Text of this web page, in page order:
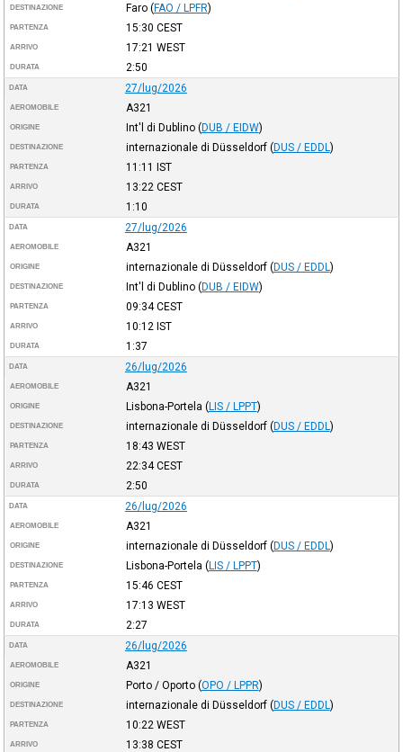
DESTINAZIONE Faro (FAO / LPFR)
PARTENZA 15:30 CEST
ARRIVO 17:21 WEST
DURATA 2:50
DATA 27/lug/2026
AEROMOBILE A321
ORIGINE Int'l di Dublino (DUB / EIDW)
DESTINAZIONE internazionale di Düsseldorf (DUS / EDDL )
PARTENZA 11:11 IST
ARRIVO 13:22 CEST
DURATA 1:10
DATA 27/lug/2026
AEROMOBILE A321
ORIGINE internazionale di Düsseldorf (DUS / EDDL )
DESTINAZIONE Int'l di Dublino (DUB / EIDW)
PARTENZA 09:34CEST
ARRIVO 10:12 IST
DURATA 1:37
DATA 26/lug/2026
AEROMOBILE A321
ORIGINE Lisbona-Portela (LIS / LPPT)
DESTINAZIONE internazionale di Düsseldorf (DUS / EDDL )
PARTENZA 18:43 WEST
ARRIVO 22:34CEST
DURATA 2:50
DATA 26/lug/2026
AEROMOBILE A321
ORIGINE internazionale di Düsseldorf (DUS / EDDL )
DESTINAZIONE Lisbona-Portela (LIS / LPPT)
PARTENZA 15:46 CEST
ARRIVO 17:13 WEST
DURATA 2:27
DATA 26/lug/2026
AEROMOBILE A321
ORIGINE Porto / Oporto (OPO / LPPR)
DESTINAZIONE internazionale di Düsseldorf (DUS / EDDL )
PARTENZA 10:22 WEST
ARRIVO 13:38 CEST